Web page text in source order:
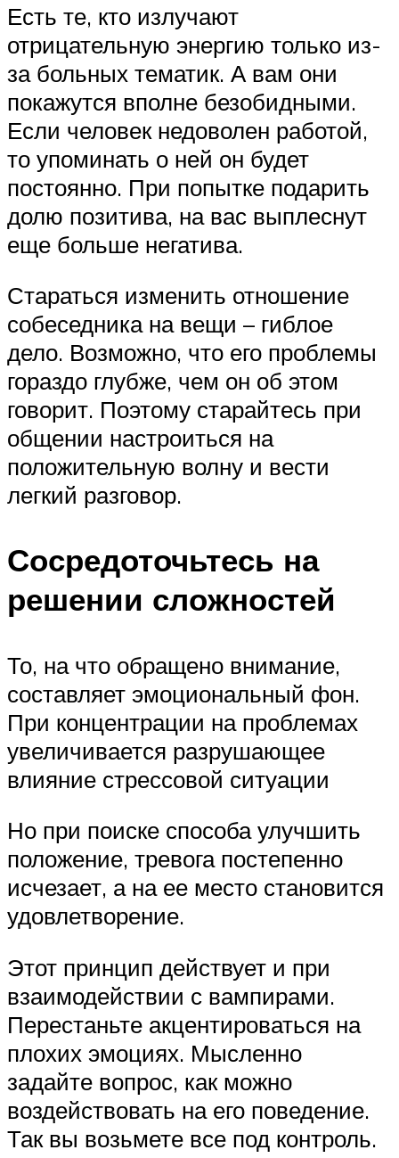
Есть те, кто излучают
отрицательную энергию только из-
за больных тематик. А вам они
покажутся вполне безобидными.
Если человек недоволен работой,
то упоминать о ней он будет
постоянно. При попытке подарить
долю позитива, на вас выплеснут
еще больше негатива.
Стараться изменить отношение
собеседника на вещи – гиблое
дело. Возможно, что его проблемы
гораздо глубже, чем он об этом
говорит. Поэтому старайтесь при
общении настроиться на
положительную волну и вести
легкий разговор.
Сосредоточьтесь на
решении сложностей
То, на что обращено внимание,
составляет эмоциональный фон.
При концентрации на проблемах
увеличивается разрушающее
влияние стрессовой ситуации
Но при поиске способа улучшить
положение, тревога постепенно
исчезает, а на ее место становится
удовлетворение.
Этот принцип действует и при
взаимодействии с вампирами.
Перестаньте акцентироваться на
плохих эмоциях. Мысленно
задайте вопрос, как можно
воздействовать на его поведение.
Так вы возьмете все под контроль.